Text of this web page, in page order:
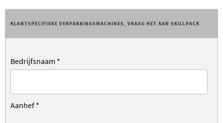
KLANTSPECIFIEKE VERPAKKINGSMACHINES, VRAAG HET AAN SKILLPACK
Bedrijfsnaam *
Aanhef *